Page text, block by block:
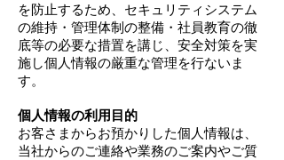
を防止するため、セキュリティシステム
の維持・管理体制の整備・社員教育の徹
底等の必要な措置を講じ、安全対策を実
施し個人情報の厳重な管理を行ないま
す。
個人情報の利用目的
お客さまからお預かりした個人情報は、
当社からのご連絡や業務のご案内やご質